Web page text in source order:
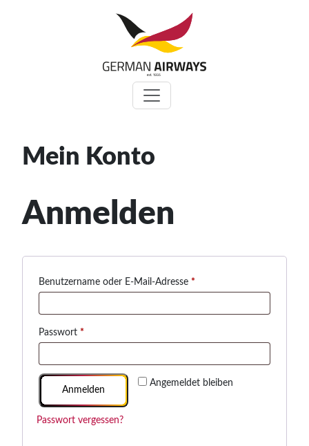
Mein Konto
Anmelden
Benutzername oder E-Mail-Adresse *
Passwort *
Alternative: Angemeldet bleiben
Anmelden
Passwort vergessen?